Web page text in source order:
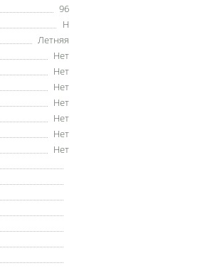
96
H
Летняя
Нет
Нет
Нет
Нет
Нет
Нет
Нет